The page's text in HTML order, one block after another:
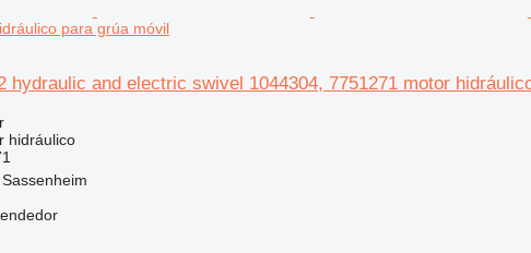
para grúa móvil
hydraulic and electric swivel 1044304, 7751271 motor
hidráulico